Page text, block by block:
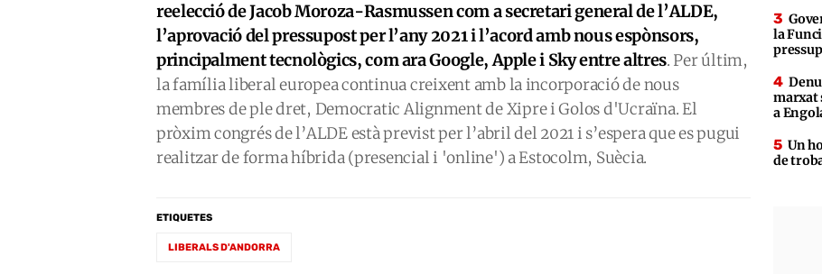
reelecció de Jacob Moroza-Rasmussen com a secretari general de l’ALDE,
l’aprovació del pressupost per l’any 2021 i l’acord amb nous espònsors,
principalment tecnològics, com ara Google, Apple i Sky entre altres. Per últim,
la família liberal europea continua creixent amb la incorporació de nous
membres de ple dret, Democratic Alignment de Xipre i Golos d'Ucraïna. El
pròxim congrés de l’ALDE està previst per l’abril del 2021 i s’espera que es pugui
realitzar de forma híbrida (presencial i 'online') a Estocolm, Suècia.
ETIQUETES
LIBERALS D'ANDORRA
la
marxat
a
Un
de